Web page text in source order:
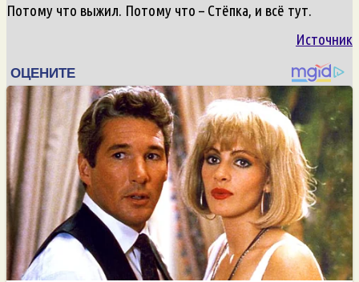
Потому что выжил. Потому что – Стёпка, и всё тут.
Источник